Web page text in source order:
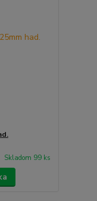
Skladom 99 ks